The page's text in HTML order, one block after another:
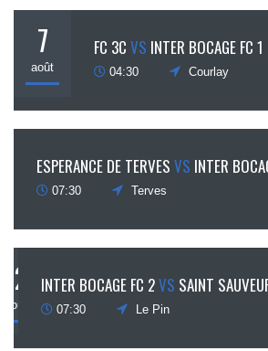
7
août
FC 3C VS INTER BOCAGE FC 1
04:30 Courlay
ESPERANCE DE TERVES VS INTER
07:30 Terves
12
août
INTER BOCAGE FC 2VS SAINT
07:30 Le Pin